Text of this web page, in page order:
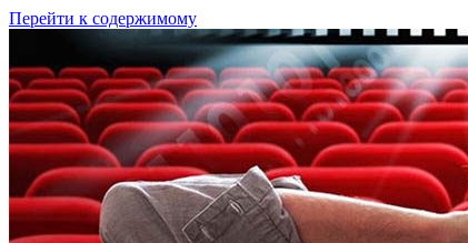
Перейти к содержимому